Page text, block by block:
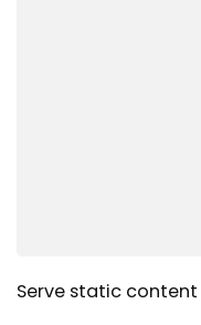
Serve static